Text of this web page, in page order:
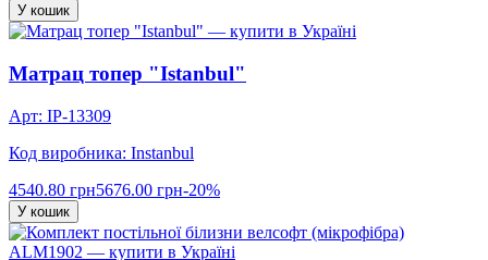
У кошик
Матрац топер "Istanbul"
Арт: IP-13309
Код виробника: Instanbul
4540.80 грн5676.00 грн-20%
У кошик